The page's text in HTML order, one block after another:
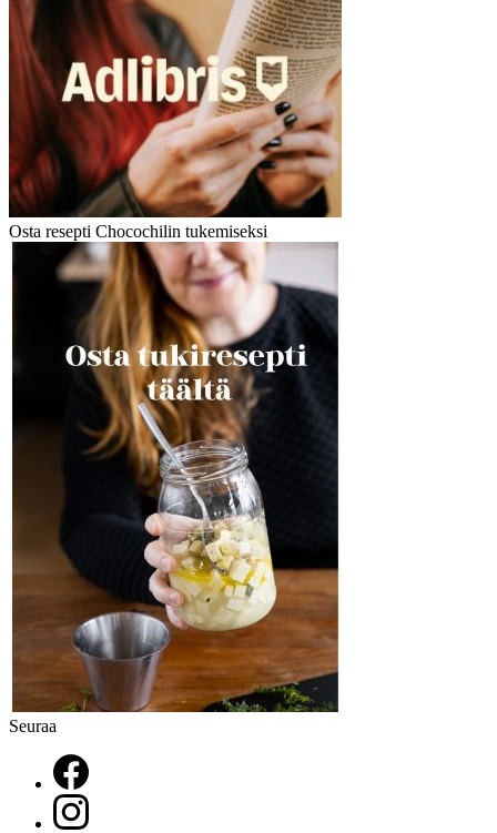
Osta resepti Chocochilin tukemiseksi
Seuraa